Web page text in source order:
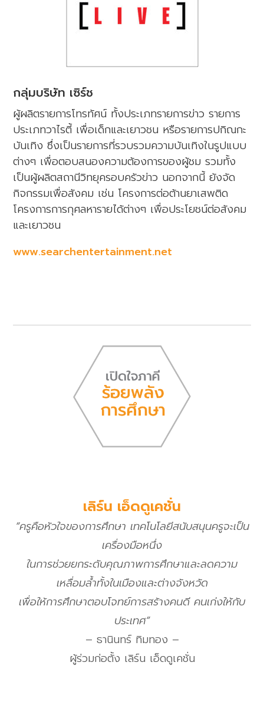
กลุ่มบริษัท เซิร์ช
ผู้ผลิตรายการโทรทัศน์ ทั้งประเภทรายการข่าว รายการ
ประเภทวาไรตี้ เพื่อเด็กและเยาวชน หรือรายการปกิณกะ
บันเทิง ซึ่งเป็นรายการที่รวบรวมความบันเทิงในรูปแบบ
ต่างๆ เพื่อตอบสนองความต้องการของผู้ชม รวมทั้ง
เป็นผู้ผลิตสถานีวิทยุครอบครัวข่าว นอกจากนี้ ยังจัด
กิจกรรมเพื่อสังคม เช่น โครงการต่อต้านยาเสพติด
โครงการการกุศลหารายได้ต่างๆ เพื่อประโยชน์ต่อสังคม
และเยาวชน
www.searchentertainment.net
เลิร์น เอ็ดดูเคชั่น
“ครูคือหัวใจของการศึกษา เทคโนโลยีสนับสนุนครูจะเป็น
เครื่องมือหนึ่ง
ในการช่วยยกระดับคุณภาพการศึกษาและลดความ
เหลื่อมล้ำทั้งในเมืองและต่างจังหวัด
เพื่อให้การศึกษาตอบโจทย์การสร้างคนดี คนเก่งให้กับ
ประเทศ”
– ธานินทร์ ทิมทอง –
ผู้ร่วมก่อตั้ง เลิร์น เอ็ดดูเคชั่น